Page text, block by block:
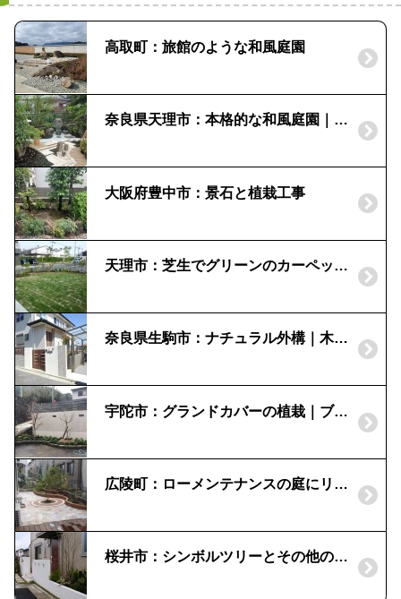
高取町：旅館のような和風庭園
奈良県天理市：本格的な和風庭園｜自然石と植栽で美しい空間
大阪府豊中市：景石と植栽工事
天理市：芝生でグリーンのカーペットに
奈良県生駒市：ナチュラル外構｜木目のフェンス・門扉
宇陀市：グランドカバーの植栽｜ブルーパシフィック
広陵町：ローメンテナンスの庭にリフォーム｜石貼りとレンガの利用
桜井市：シンボルツリーとその他の植栽をお任せしたい！|シャラと常緑植物の花壇